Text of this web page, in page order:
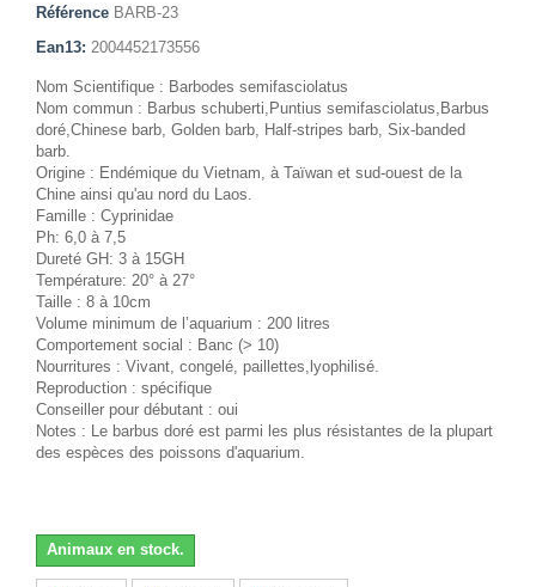
Référence BARB-23
Ean13: 2004452173556
Nom Scientifique : Barbodes semifasciolatus
Nom commun : Barbus schuberti,Puntius semifasciolatus,Barbus
doré,Chinese barb, Golden barb, Half-stripes barb, Six-banded
barb.
Origine : Endémique du Vietnam, à Taïwan et sud-ouest de la
Chine ainsi qu'au nord du Laos.
Famille : Cyprinidae
Ph: 6,0 à 7,5
Dureté GH: 3 à 15GH
Température: 20° à 27°
Taille : 8 à 10cm
Volume minimum de l’aquarium : 200 litres
Comportement social : Banc (> 10)
Nourritures : Vivant, congelé, paillettes,lyophilisé.
Reproduction : spécifique
Conseiller pour débutant : oui
Notes : Le barbus doré est parmi les plus résistantes de la plupart
des espèces des poissons d'aquarium.
Animaux en stock.